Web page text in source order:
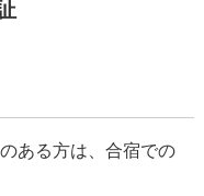
ある方は、合宿での